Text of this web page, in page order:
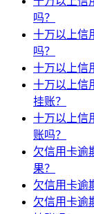
吗？
十万以上信
吗？
十万以上信
十万以上信
挂账？
十万以上信
账吗？
欠信用卡逾
果？
欠信用卡逾
欠信用卡逾